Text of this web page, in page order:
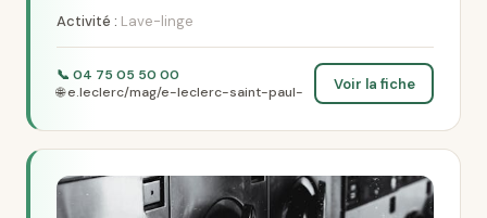
Activité : Lave-linge
📞 04 75 05 50 00
🌐 e.leclerc/mag/e-leclerc-saint-paul-
Voir la fiche